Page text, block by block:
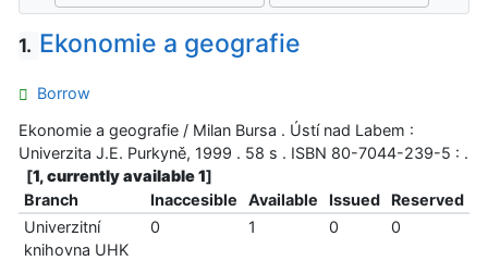
1. Ekonomie a geografie
Borrow
Ekonomie a geografie / Milan Bursa . Ústí nad Labem :
Univerzita J.E. Purkyně, 1999 . 58 s . ISBN 80-7044-239-5 : .
[1, currently available 1]
Branch
Inaccesible Available Issued
Reserved
Univerzitní
knihovna UHK
0 1 0 0